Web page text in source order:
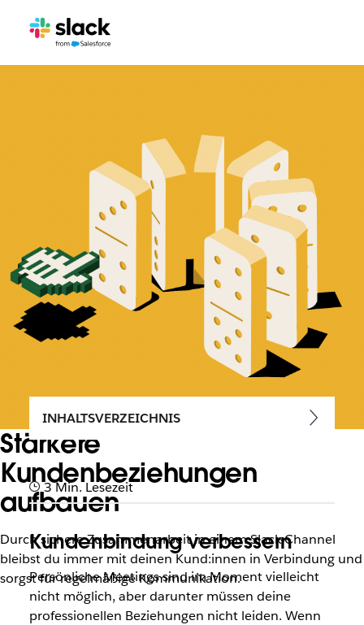
Stärkere
Kundenbeziehungen
aufbauen
Durch sichere Zusammenarbeit in einem Slack-Channel
bleibst du immer mit deinen Kund:innen in Verbindung und
sorgst für regelmäßige Kommunikation.
INHALTSVERZEICHNIS
3 Min. Lesezeit
Kundenbindung verbessern
Persönliche Meetings sind im Moment vielleicht
nicht möglich, aber darunter müssen deine
professionellen Beziehungen nicht leiden. Wenn